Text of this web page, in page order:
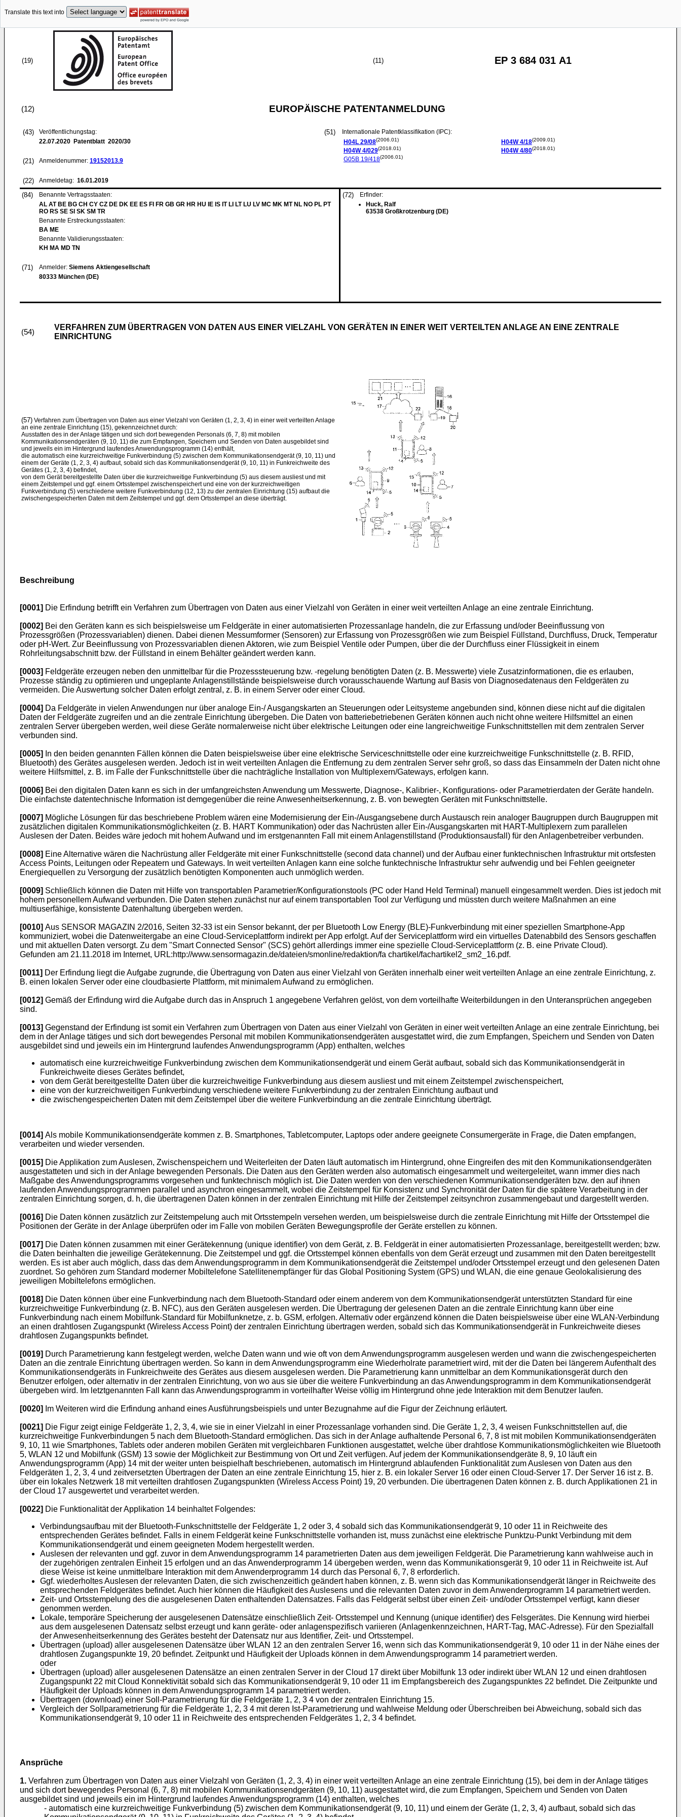
Translate this text into
(19) (11) EP 3 684 031 A1
(12) EUROPÄISCHE PATENTANMELDUNG
(43)
Veröffentlichungstag:
22.07.2020 Patentblatt 2020/30
(21) Anmeldenummer: 19152013.9
(22) Anmeldetag: 16.01.2019
(51)
Internationale Patentklassifikation (IPC):
H04L 29/08(2006.01)
H04W 4/029(2018.01)
G05B 19/418(2006.01)
H04W 4/18(2009.01)
H04W 4/80(2018.01)
(84)
Benannte Vertragsstaaten:
AL AT BE BG CH CY CZ DE DK EE ES FI FR GB GR HR HU IE IS IT LI LT LU LV MC MK MT NL NO PL PT
RO RS SE SI SK SM TR
Benannte Erstreckungsstaaten:
BA ME
Benannte Validierungsstaaten:
KH MA MD TN
(71) Anmelder: Siemens Aktiengesellschaft
80333 München (DE)
(72)
Erfinder:
Huck, Ralf
63538 Großkrotzenburg (DE)
(54)
VERFAHREN ZUM ÜBERTRAGEN VON DATEN AUS EINER VIELZAHL VON GERÄTEN IN EINER WEIT VERTEILTEN ANLAGE AN EINE ZENTRALE
EINRICHTUNG
(57) Verfahren zum Übertragen von Daten aus einer Vielzahl von Geräten (1, 2, 3, 4) in einer weit verteilten Anlage
an eine zentrale Einrichtung (15), gekennzeichnet durch:
Ausstatten des in der Anlage tätigen und sich dort bewegenden Personals (6, 7, 8) mit mobilen
Kommunikationsendgeräten (9, 10, 11) die zum Empfangen, Speichern und Senden von Daten ausgebildet sind
und jeweils ein im Hintergrund laufendes Anwendungsprogramm (14) enthält,
die automatisch eine kurzreichweitige Funkverbindung (5) zwischen dem Kommunikationsendgerät (9, 10, 11) und
einem der Geräte (1, 2, 3, 4) aufbaut, sobald sich das Kommunikationsendgerät (9, 10, 11) in Funkreichweite des
Gerätes (1, 2, 3, 4) befindet,
von dem Gerät bereitgestellte Daten über die kurzreichweitige Funkverbindung (5) aus diesem ausliest und mit
einem Zeitstempel und ggf. einem Ortsstempel zwischenspeichert und eine von der kurzreichweitigen
Funkverbindung (5) verschiedene weitere Funkverbindung (12, 13) zu der zentralen Einrichtung (15) aufbaut die
zwischengespeicherten Daten mit dem Zeitstempel und ggf. dem Ortsstempel an diese überträgt.
Beschreibung
[0001] Die Erfindung betrifft ein Verfahren zum Übertragen von Daten aus einer Vielzahl von Geräten in einer weit verteilten Anlage an eine zentrale Einrichtung.
[0002] Bei den Geräten kann es sich beispielsweise um Feldgeräte in einer automatisierten Prozessanlage handeln, die zur Erfassung und/oder Beeinflussung von
Prozessgrößen (Prozessvariablen) dienen. Dabei dienen Messumformer (Sensoren) zur Erfassung von Prozessgrößen wie zum Beispiel Füllstand, Durchfluss, Druck, Temperatur
oder pH-Wert. Zur Beeinflussung von Prozessvariablen dienen Aktoren, wie zum Beispiel Ventile oder Pumpen, über die der Durchfluss einer Flüssigkeit in einem
Rohrleitungsabschnitt bzw. der Füllstand in einem Behälter geändert werden kann.
[0003] Feldgeräte erzeugen neben den unmittelbar für die Prozesssteuerung bzw. -regelung benötigten Daten (z. B. Messwerte) viele Zusatzinformationen, die es erlauben,
Prozesse ständig zu optimieren und ungeplante Anlagenstillstände beispielsweise durch vorausschauende Wartung auf Basis von Diagnosedatenaus den Feldgeräten zu
vermeiden. Die Auswertung solcher Daten erfolgt zentral, z. B. in einem Server oder einer Cloud.
[0004] Da Feldgeräte in vielen Anwendungen nur über analoge Ein-/ Ausgangskarten an Steuerungen oder Leitsysteme angebunden sind, können diese nicht auf die digitalen
Daten der Feldgeräte zugreifen und an die zentrale Einrichtung übergeben. Die Daten von batteriebetriebenen Geräten können auch nicht ohne weitere Hilfsmittel an einen
zentralen Server übergeben werden, weil diese Geräte normalerweise nicht über elektrische Leitungen oder eine langreichweitige Funkschnittstellen mit dem zentralen Server
verbunden sind.
[0005]
In den beiden genannten Fällen können die Daten beispielsweise über eine elektrische Serviceschnittstelle oder eine kurzreichweitige Funkschnittstelle (z. B. RFID,
Bluetooth) des Gerätes ausgelesen werden. Jedoch ist in weit verteilten Anlagen die Entfernung zu dem zentralen Server sehr groß, so dass das Einsammeln der Daten nicht ohne
weitere Hilfsmittel, z. B. im Falle der Funkschnittstelle über die nachträgliche Installation von Multiplexern/Gateways, erfolgen kann.
[0006] Bei den digitalen Daten kann es sich in der umfangreichsten Anwendung um Messwerte, Diagnose-, Kalibrier-, Konfigurations- oder Parametrierdaten der Geräte handeln.
Die einfachste datentechnische Information ist demgegenüber die reine Anwesenheitserkennung, z. B. von bewegten Geräten mit Funkschnittstelle.
[0007] Mögliche Lösungen für das beschriebene Problem wären eine Modernisierung der Ein-/Ausgangsebene durch Austausch rein analoger Baugruppen durch Baugruppen mit
zusätzlichen digitalen Kommunikationsmöglichkeiten (z. B. HART Kommunikation) oder das Nachrüsten aller Ein-/Ausgangskarten mit HART-Multiplexern zum parallelen
Auslesen der Daten. Beides wäre jedoch mit hohem Aufwand und im erstgenannten Fall mit einem Anlagenstillstand (Produktionsausfall) für den Anlagenbetreiber verbunden.
[0008] Eine Alternative wären die Nachrüstung aller Feldgeräte mit einer Funkschnittstelle (second data channel) und der Aufbau einer funktechnischen Infrastruktur mit ortsfesten
Access Points, Leitungen oder Repeatern und Gateways. In weit verteilten Anlagen kann eine solche funktechnische Infrastruktur sehr aufwendig und bei Fehlen geeigneter
Energiequellen zu Versorgung der zusätzlich benötigten Komponenten auch unmöglich werden.
[0009] Schließlich können die Daten mit Hilfe von transportablen Parametrier/Konfigurationstools (PC oder Hand Held Terminal) manuell eingesammelt werden. Dies ist jedoch mit
hohem personellem Aufwand verbunden. Die Daten stehen zunächst nur auf einem transportablen Tool zur Verfügung und müssten durch weitere Maßnahmen an eine
multiuserfähige, konsistente Datenhaltung übergeben werden.
[0010] Aus SENSOR MAGAZIN 2/2016, Seiten 32-33 ist ein Sensor bekannt, der per Bluetooth Low Energy (BLE)-Funkverbindung mit einer speziellen Smartphone-App
kommuniziert, wobei die Datenweitergabe an eine Cloud-Serviceplattform indirekt per App erfolgt. Auf der Serviceplattform wird ein virtuelles Datenabbild des Sensors geschaffen
und mit aktuellen Daten versorgt. Zu dem "Smart Connected Sensor" (SCS) gehört allerdings immer eine spezielle Cloud-Serviceplattform (z. B. eine Private Cloud).
Gefunden am 21.11.2018 im Internet, URL:http://www.sensormagazin.de/dateien/smonline/redaktion/fa chartikel/fachartikel2_sm2_16.pdf.
[0011] Der Erfindung liegt die Aufgabe zugrunde, die Übertragung von Daten aus einer Vielzahl von Geräten innerhalb einer weit verteilten Anlage an eine zentrale Einrichtung, z.
B. einen lokalen Server oder eine cloudbasierte Plattform, mit minimalem Aufwand zu ermöglichen.
[0012] Gemäß der Erfindung wird die Aufgabe durch das in Anspruch 1 angegebene Verfahren gelöst, von dem vorteilhafte Weiterbildungen in den Unteransprüchen angegeben
sind.
[0013] Gegenstand der Erfindung ist somit ein Verfahren zum Übertragen von Daten aus einer Vielzahl von Geräten in einer weit verteilten Anlage an eine zentrale Einrichtung, bei
dem in der Anlage tätiges und sich dort bewegendes Personal mit mobilen Kommunikationsendgeräten ausgestattet wird, die zum Empfangen, Speichern und Senden von Daten
ausgebildet sind und jeweils ein im Hintergrund laufendes Anwendungsprogramm (App) enthalten, welches
automatisch eine kurzreichweitige Funkverbindung zwischen dem Kommunikationsendgerät und einem Gerät aufbaut, sobald sich das Kommunikationsendgerät in
Funkreichweite dieses Gerätes befindet,
von dem Gerät bereitgestellte Daten über die kurzreichweitige Funkverbindung aus diesem ausliest und mit einem Zeitstempel zwischenspeichert,
eine von der kurzreichweitigen Funkverbindung verschiedene weitere Funkverbindung zu der zentralen Einrichtung aufbaut und
die zwischengespeicherten Daten mit dem Zeitstempel über die weitere Funkverbindung an die zentrale Einrichtung überträgt.
[0014] Als mobile Kommunikationsendgeräte kommen z. B. Smartphones, Tabletcomputer, Laptops oder andere geeignete Consumergeräte in Frage, die Daten empfangen,
verarbeiten und wieder versenden.
[0015] Die Applikation zum Auslesen, Zwischenspeichern und Weiterleiten der Daten läuft automatisch im Hintergrund, ohne Eingreifen des mit den Kommunikationsendgeräten
ausgestatteten und sich in der Anlage bewegenden Personals. Die Daten aus den Geräten werden also automatisch eingesammelt und weitergeleitet, wann immer dies nach
Maßgabe des Anwendungsprogramms vorgesehen und funktechnisch möglich ist. Die Daten werden von den verschiedenen Kommunikationsendgeräten bzw. den auf ihnen
laufenden Anwendungsprogrammen parallel und asynchron eingesammelt, wobei die Zeitstempel für Konsistenz und Synchronität der Daten für die spätere Verarbeitung in der
zentralen Einrichtung sorgen, d. h, die übertragenen Daten können in der zentralen Einrichtung mit Hilfe der Zeitstempel zeitsynchron zusammengebaut und dargestellt werden.
[0016] Die Daten können zusätzlich zur Zeitstempelung auch mit Ortsstempeln versehen werden, um beispielsweise durch die zentrale Einrichtung mit Hilfe der Ortsstempel die
Positionen der Geräte in der Anlage überprüfen oder im Falle von mobilen Geräten Bewegungsprofile der Geräte erstellen zu können.
[0017] Die Daten können zusammen mit einer Gerätekennung (unique identifier) von dem Gerät, z. B. Feldgerät in einer automatisierten Prozessanlage, bereitgestellt werden; bzw.
die Daten beinhalten die jeweilige Gerätekennung. Die Zeitstempel und ggf. die Ortsstempel können ebenfalls von dem Gerät erzeugt und zusammen mit den Daten bereitgestellt
werden. Es ist aber auch möglich, dass das dem Anwendungsprogramm in dem Kommunikationsendgerät die Zeitstempel und/oder Ortsstempel erzeugt und den gelesenen Daten
zuordnet. So gehören zum Standard moderner Mobiltelefone Satellitenempfänger für das Global Positioning System (GPS) und WLAN, die eine genaue Geolokalisierung des
jeweiligen Mobiltelefons ermöglichen.
[0018] Die Daten können über eine Funkverbindung nach dem Bluetooth-Standard oder einem anderem von dem Kommunikationsendgerät unterstützten Standard für eine
kurzreichweitige Funkverbindung (z. B. NFC), aus den Geräten ausgelesen werden. Die Übertragung der gelesenen Daten an die zentrale Einrichtung kann über eine
Funkverbindung nach einem Mobilfunk-Standard für Mobilfunknetze, z. b. GSM, erfolgen. Alternativ oder ergänzend können die Daten beispielsweise über eine WLAN-Verbindung
an einen drahtlosen Zugangspunkt (Wireless Access Point) der zentralen Einrichtung übertragen werden, sobald sich das Kommunikationsendgerät in Funkreichweite dieses
drahtlosen Zugangspunkts befindet.
[0019] Durch Parametrierung kann festgelegt werden, welche Daten wann und wie oft von dem Anwendungsprogramm ausgelesen werden und wann die zwischengespeicherten
Daten an die zentrale Einrichtung übertragen werden. So kann in dem Anwendungsprogramm eine Wiederholrate parametriert wird, mit der die Daten bei längerem Aufenthalt des
Kommunikationsendgeräts in Funkreichweite des Gerätes aus diesem ausgelesen werden. Die Parametrierung kann unmittelbar an dem Kommunikationsgerät durch den
Benutzer erfolgen, oder alternativ in der zentralen Einrichtung, von wo aus sie über die weitere Funkverbindung an das Anwendungsprogramm in dem Kommunikationsendgerät
übergeben wird. Im letztgenannten Fall kann das Anwendungsprogramm in vorteilhafter Weise völlig im Hintergrund ohne jede Interaktion mit dem Benutzer laufen.
[0020] Im Weiteren wird die Erfindung anhand eines Ausführungsbeispiels und unter Bezugnahme auf die Figur der Zeichnung erläutert.
[0021] Die Figur zeigt einige Feldgeräte 1, 2, 3, 4, wie sie in einer Vielzahl in einer Prozessanlage vorhanden sind. Die Geräte 1, 2, 3, 4 weisen Funkschnittstellen auf, die
kurzreichweitige Funkverbindungen 5 nach dem Bluetooth-Standard ermöglichen. Das sich in der Anlage aufhaltende Personal 6, 7, 8 ist mit mobilen Kommunikationsendgeräten
9, 10, 11 wie Smartphones, Tablets oder anderen mobilen Geräten mit vergleichbaren Funktionen ausgestattet, welche über drahtlose Kommunikationsmöglichkeiten wie Bluetooth
5, WLAN 12 und Mobilfunk (GSM) 13 sowie der Möglichkeit zur Bestimmung von Ort und Zeit verfügen. Auf jedem der Kommunikationsendgeräte 8, 9, 10 läuft ein
Anwendungsprogramm (App) 14 mit der weiter unten beispielhaft beschriebenen, automatisch im Hintergrund ablaufenden Funktionalität zum Auslesen von Daten aus den
Feldgeräten 1, 2, 3, 4 und zeitversetzten Übertragen der Daten an eine zentrale Einrichtung 15, hier z. B. ein lokaler Server 16 oder einen Cloud-Server 17. Der Server 16 ist z. B.
über ein lokales Netzwerk 18 mit verteilten drahtlosen Zugangspunkten (Wireless Access Point) 19, 20 verbunden. Die übertragenen Daten können z. B. durch Applikationen 21 in
der Cloud 17 ausgewertet und verarbeitet werden.
[0022] Die Funktionalität der Applikation 14 beinhaltet Folgendes:
Verbindungsaufbau mit der Bluetooth-Funkschnittstelle der Feldgeräte 1, 2 oder 3, 4 sobald sich das Kommunikationsendgerät 9, 10 oder 11 in Reichweite des
entsprechenden Gerätes befindet. Falls in einem Feldgerät keine Funkschnittstelle vorhanden ist, muss zunächst eine elektrische Punktzu-Punkt Verbindung mit dem
Kommunikationsendgerät und einem geeigneten Modem hergestellt werden.
Auslesen der relevanten und ggf. zuvor in dem Anwendungsprogramm 14 parametrierten Daten aus dem jeweiligen Feldgerät. Die Parametrierung kann wahlweise auch in
der zugehörigen zentralen Einheit 15 erfolgen und an das Anwenderprogramm 14 übergeben werden, wenn das Kommunikationsgerät 9, 10 oder 11 in Reichweite ist. Auf
diese Weise ist keine unmittelbare Interaktion mit dem Anwenderprogramm 14 durch das Personal 6, 7, 8 erforderlich.
Ggf. wiederholtes Auslesen der relevanten Daten, die sich zwischenzeitlich geändert haben können, z. B. wenn sich das Kommunikationsendgerät länger in Reichweite des
entsprechenden Feldgerätes befindet. Auch hier können die Häufigkeit des Auslesens und die relevanten Daten zuvor in dem Anwenderprogramm 14 parametriert werden.
Zeit- und Ortsstempelung des die ausgelesenen Daten enthaltenden Datensatzes. Falls das Feldgerät selbst über einen Zeit- und/oder Ortsstempel verfügt, kann dieser
genommen werden.
Lokale, temporäre Speicherung der ausgelesenen Datensätze einschließlich Zeit- Ortsstempel und Kennung (unique identifier) des Felsgerätes. Die Kennung wird hierbei
aus dem ausgelesenen Datensatz selbst erzeugt und kann geräte- oder anlagenspezifisch variieren (Anlagenkennzeichnen, HART-Tag, MAC-Adresse). Für den Spezialfall
der Anwesenheitserkennung des Gerätes besteht der Datensatz nur aus Identifier, Zeit- und Ortsstempel.
Übertragen (upload) aller ausgelesenen Datensätze über WLAN 12 an den zentralen Server 16, wenn sich das Kommunikationsendgerät 9, 10 oder 11 in der Nähe eines der
drahtlosen Zugangspunkte 19, 20 befindet. Zeitpunkt und Häufigkeit der Uploads können in dem Anwendungsprogramm 14 parametriert werden.
oder
Übertragen (upload) aller ausgelesenen Datensätze an einen zentralen Server in der Cloud 17 direkt über Mobilfunk 13 oder indirekt über WLAN 12 und einen drahtlosen
Zugangspunkt 22 mit Cloud Konnektivität sobald sich das Kommunikationsendgerät 9, 10 oder 11 im Empfangsbereich des Zugangspunktes 22 befindet. Die Zeitpunkte und
Häufigkeit der Uploads können in dem Anwendungsprogramm 14 parametriert werden.
Übertragen (download) einer Soll-Parametrierung für die Feldgeräte 1, 2, 3 4 von der zentralen Einrichtung 15.
Vergleich der Sollparametrierung für die Feldgeräte 1, 2, 3 4 mit deren Ist-Parametrierung und wahlweise Meldung oder Überschreiben bei Abweichung, sobald sich das
Kommunikationsendgerät 9, 10 oder 11 in Reichweite des entsprechenden Feldgerätes 1, 2, 3 4 befindet.
Ansprüche
1. Verfahren zum Übertragen von Daten aus einer Vielzahl von Geräten (1, 2, 3, 4) in einer weit verteilten Anlage an eine zentrale Einrichtung (15), bei dem in der Anlage tätiges
und sich dort bewegendes Personal (6, 7, 8) mit mobilen Kommunikationsendgeräten (9, 10, 11) ausgestattet wird, die zum Empfangen, Speichern und Senden von Daten
ausgebildet sind und jeweils ein im Hintergrund laufendes Anwendungsprogramm (14) enthalten, welches
- automatisch eine kurzreichweitige Funkverbindung (5) zwischen dem Kommunikationsendgerät (9, 10, 11) und einem der Geräte (1, 2, 3, 4) aufbaut, sobald sich das